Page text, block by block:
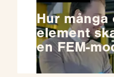
Hur
element
en FEM-